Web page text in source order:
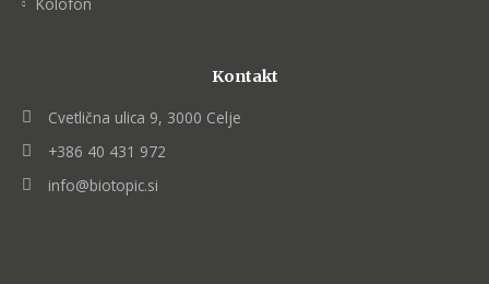
Kolofon
Kontakt
Cvetlična ulica 9, 3000 Celje
+386 40 431 972
info@biotopic.si